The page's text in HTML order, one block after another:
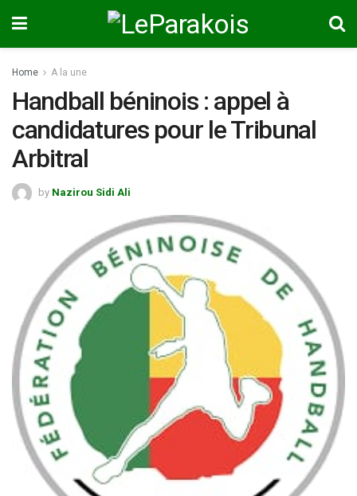
Home A la une
Handball béninois : appel à
candidatures pour le Tribunal
Arbitral
by Nazirou Sidi Ali